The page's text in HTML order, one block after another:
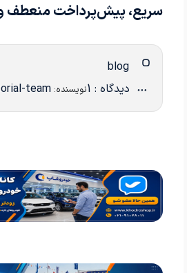
سریع، پیش‌پرداخت منعطف و
دیدگاه : 1 نویسنده: team